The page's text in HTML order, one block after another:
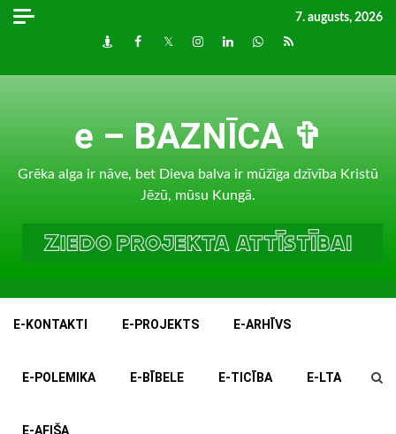
Skip
7. augusts, 2026
DraugiemFacebook
TwitterInstagram
LinkedInwhatsapp
RSS
e – BAZNĪCA ✞
Grēka alga ir nāve, bet Dieva balva ir mūžīga dzīvība Kristū
Jēzū, mūsu Kungā.
E-KONTAKTI E-PROJEKTS E-ARHĪVS
E-POLEMIKA E-BĪBELE E-TICĪBA E-LTA
E-AFIŠA